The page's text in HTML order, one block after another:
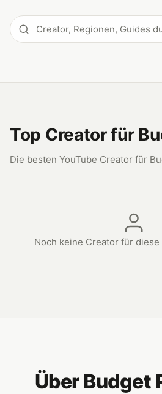
Top Creator für
Die besten YouTube Creator für
Noch keine Creator für
Über Budget